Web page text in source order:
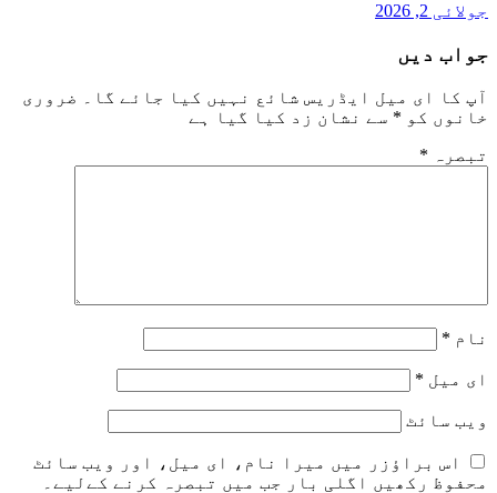
جولائی 2, 2026
جواب دیں
آپ کا ای میل ایڈریس شائع نہیں کیا جائے گا۔
ضروری
خانوں کو * سے نشان زد کیا گیا ہے
تبصرہ *
نام *
ای میل *
ویب‌ سائٹ
اس براؤزر میں میرا نام، ای میل، اور ویب سائٹ
محفوظ رکھیں اگلی بار جب میں تبصرہ کرنے کےلیے۔